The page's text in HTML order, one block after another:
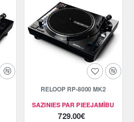
SAZINIES PAR PIEEJAMĪBU
RELOOP RP-8000 MK2
729.00€